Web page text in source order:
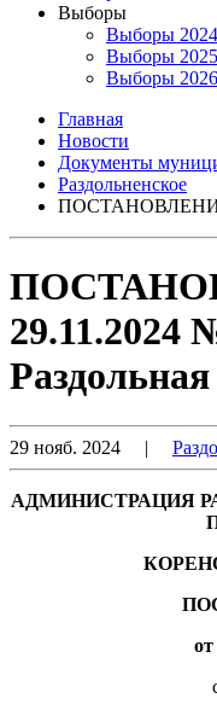
Выборы
Выборы 2024
Выборы 2025
Выборы 2026
Главная
Новости
Документы
Раздольненское
ПОСТАНОВЛЕНИЕ
29.11.2024
Раздольная
29 нояб. 2024 |
АДМИНИСТРАЦИЯ